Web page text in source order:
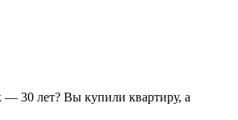
— 30 лет? Вы купили квартиру, а